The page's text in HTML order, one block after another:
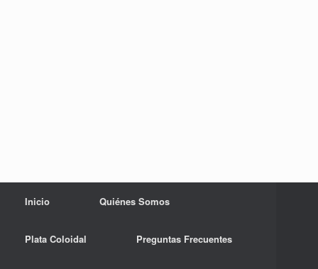
Inicio Quiénes Somos
Plata Coloidal Preguntas Frecuentes